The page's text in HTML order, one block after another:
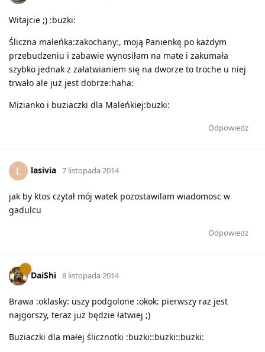
Witajcie ;) :buzki:
Śliczna maleńka:zakochany:, moją Panienkę po każdym
przebudzeniu i zabawie wynosiłam na mate i zakumała
szybko jednak z załatwianiem się na dworze to troche u niej
trwało ale już jest dobrze:haha:
Mizianko i buziaczki dla Maleńkiej:buzki:
Odpowiedz
L lasivia 7 listopada 2014
jak by ktos czytał mój watek pozostawilam wiadomosc w
gadulcu
Odpowiedz
DaiShi 8 listopada 2014
Brawa :oklasky: uszy podgolone :okok: pierwszy raz jest
najgorszy, teraz już będzie łatwiej ;)
Buziaczki dla małej ślicznotki :buzki::buzki::buzki: